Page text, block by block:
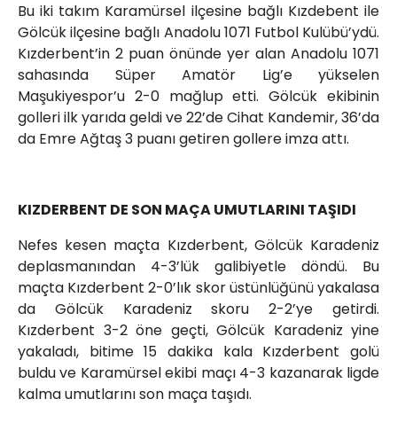
Bu iki takım Karamürsel ilçesine bağlı Kızdebent ile
Gölcük ilçesine bağlı Anadolu 1071 Futbol Kulübü’ydü.
Kızderbent’in 2 puan önünde yer alan Anadolu 1071
sahasında Süper Amatör Lig’e yükselen
Maşukiyespor’u 2-0 mağlup etti. Gölcük ekibinin
golleri ilk yarıda geldi ve 22’de Cihat Kandemir, 36’da
da Emre Ağtaş 3 puanı getiren gollere imza attı.
KIZDERBENT DE SON MAÇA UMUTLARINI TAŞIDI
Nefes kesen maçta Kızderbent, Gölcük Karadeniz
deplasmanından 4-3’lük galibiyetle döndü. Bu
maçta Kızderbent 2-0’lık skor üstünlüğünü yakalasa
da Gölcük Karadeniz skoru 2-2’ye getirdi.
Kızderbent 3-2 öne geçti, Gölcük Karadeniz yine
yakaladı, bitime 15 dakika kala Kızderbent golü
buldu ve Karamürsel ekibi maçı 4-3 kazanarak ligde
kalma umutlarını son maça taşıdı.